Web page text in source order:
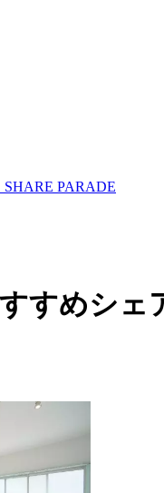
PARADE
すめシェ